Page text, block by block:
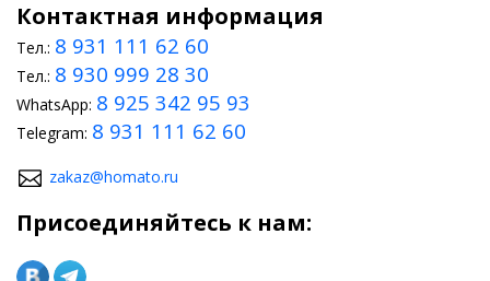
Контактная информация
Тел.: 8 931 111 62 60
Тел.: 8 930 999 28 30
WhatsApp: 8 925 342 95 93
Telegram: 8 931 111 62 60
zakaz@homato.ru
Присоединяйтесь к нам: